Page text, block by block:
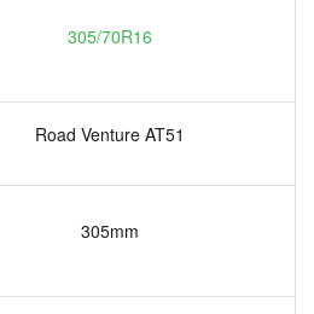
305/70R16
Road Venture AT51
305mm